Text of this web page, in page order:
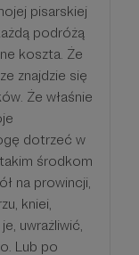
pisarskiej
podróżą
koszta. Że
znajdzie się
Że właśnie
dotrzeć w
środkom
na prowincji,
kniei,
uwrażliwić,
Lub po